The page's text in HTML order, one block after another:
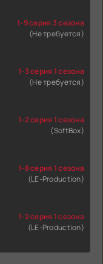
1-9 серия 3 сезона
(Не требуется)
1-3 серия 1 сезона
(Не требуется)
1-2 серия 1 сезона
(SoftBox)
1-8 серия 1 сезона
(LE-Production)
1-2 серия 1 сезона
(LE-Production)